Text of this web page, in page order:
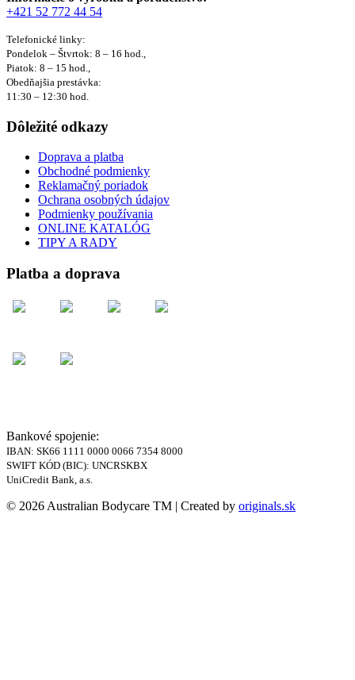
+421 52 772 44 54
Telefonické linky:
Pondelok – Štvrtok: 8 – 16 hod.,
Piatok: 8 – 15 hod.,
Obedňajšia prestávka:
11:30 – 12:30 hod.
Dôležité odkazy
Doprava a platba
Obchodné podmienky
Reklamačný poriadok
Ochrana osobných údajov
Podmienky používania
ONLINE KATALÓG
TIPY A RADY
Platba a doprava
Bankové spojenie:
IBAN: SK66 1111 0000 0066 7354 8000
SWIFT KÓD (BIC): UNCRSKBX
UniCredit Bank, a.s.
© 2026 Australian Bodycare TM | Created by originals.sk